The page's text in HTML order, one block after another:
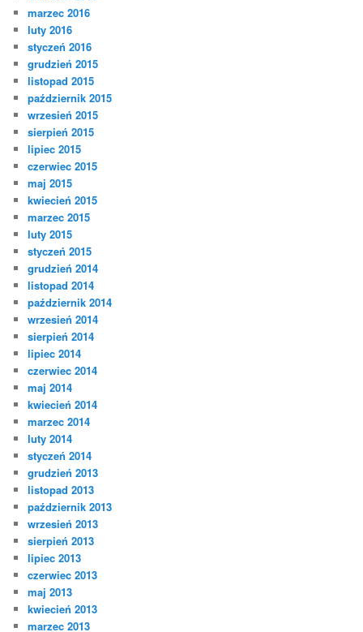
marzec 2016
luty 2016
styczeń 2016
grudzień 2015
listopad 2015
październik 2015
wrzesień 2015
sierpień 2015
lipiec 2015
czerwiec 2015
maj 2015
kwiecień 2015
marzec 2015
luty 2015
styczeń 2015
grudzień 2014
listopad 2014
październik 2014
wrzesień 2014
sierpień 2014
lipiec 2014
czerwiec 2014
maj 2014
kwiecień 2014
marzec 2014
luty 2014
styczeń 2014
grudzień 2013
listopad 2013
październik 2013
wrzesień 2013
sierpień 2013
lipiec 2013
czerwiec 2013
maj 2013
kwiecień 2013
marzec 2013